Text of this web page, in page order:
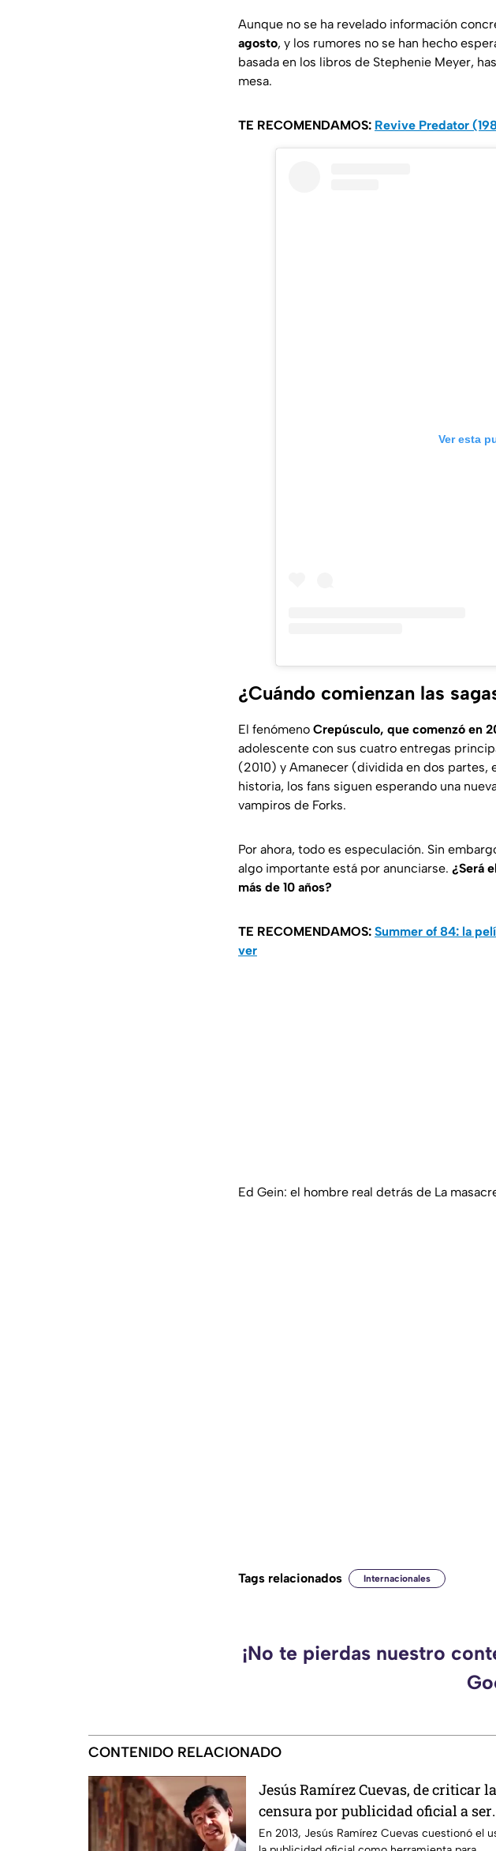
Aunque no se ha revelado información
agosto, y los rumores no se han hecho
basada en los libros de Stephenie Meyer,
mesa.
TE RECOMENDAMOS: Revive Predator
Ver esta
¿Cuándo comienzan las
El fenómeno Crepúsculo, que comenzó en
adolescente con sus cuatro entregas
(2010) y Amanecer (dividida en dos partes,
historia, los fans siguen esperando una
vampiros de Forks.
Por ahora, todo es especulación. Sin
algo importante está por anunciarse. ¿Será
más de 10 años?
TE RECOMENDAMOS: Summer of 84: la
ver
Ed Gein: el hombre real detrás de La
Tags relacionados Internacionales
¡No te pierdas nuestro
CONTENIDO RELACIONADO
Jesús Ramírez Cuevas, de criticar la
censura por publicidad oficial a ser
señalado por estrategia de control
En 2013, Jesús Ramírez Cuevas cuestionó el